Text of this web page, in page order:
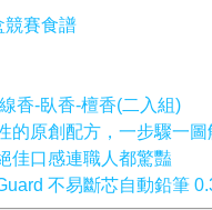
競賽食譜
香-臥香-檀香(二入組)
的原創配方，一步驟一
佳口感連職人都驚豔
不易斷芯自動鉛筆